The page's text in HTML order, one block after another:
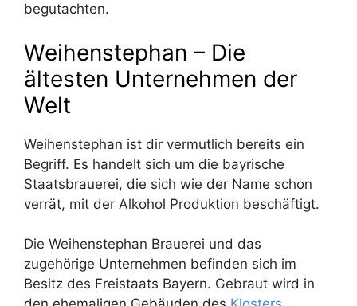
begutachten.
Weihenstephan – Die
ältesten Unternehmen der
Welt
Weihenstephan ist dir vermutlich bereits ein
Begriff. Es handelt sich um die bayrische
Staatsbrauerei, die sich wie der Name schon
verrät, mit der Alkohol Produktion beschäftigt.
Die Weihenstephan Brauerei und das
zugehörige Unternehmen befinden sich im
Besitz des Freistaats Bayern. Gebraut wird in